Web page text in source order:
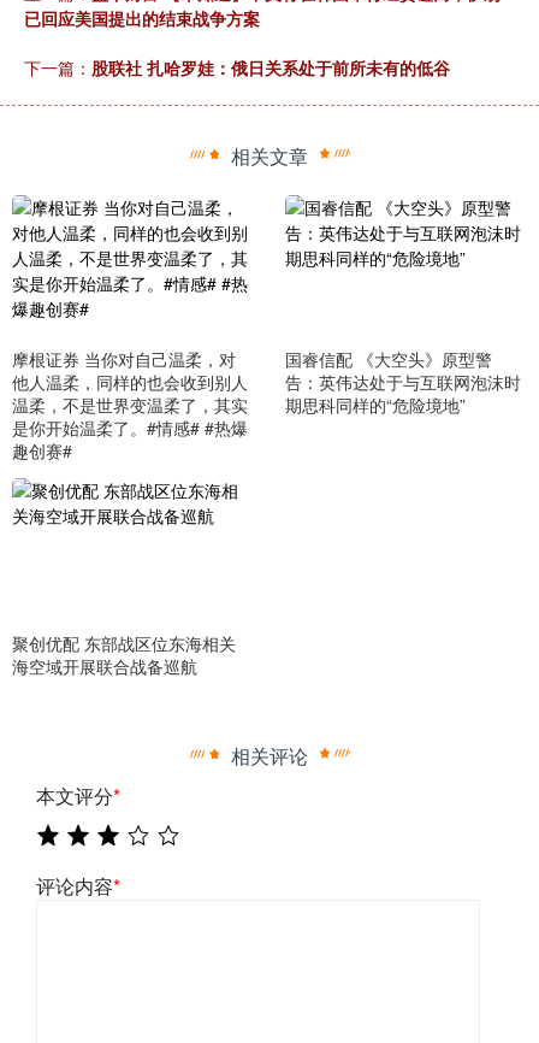
已回应美国提出的结束战争方案
下一篇： 股联社 扎哈罗娃：俄日关系处于前所未有的低谷
相关文章
摩根证券 当你对自己温柔，对
他人温柔，同样的也会收到别人
温柔，不是世界变温柔了，其实
是你开始温柔了。#情感# #热爆
趣创赛#
国睿信配 《大空头》原型警
告：英伟达处于与互联网泡沫时
期思科同样的“危险境地”
聚创优配 东部战区位东海相关
海空域开展联合战备巡航
相关评论
本文评分*
评论内容*